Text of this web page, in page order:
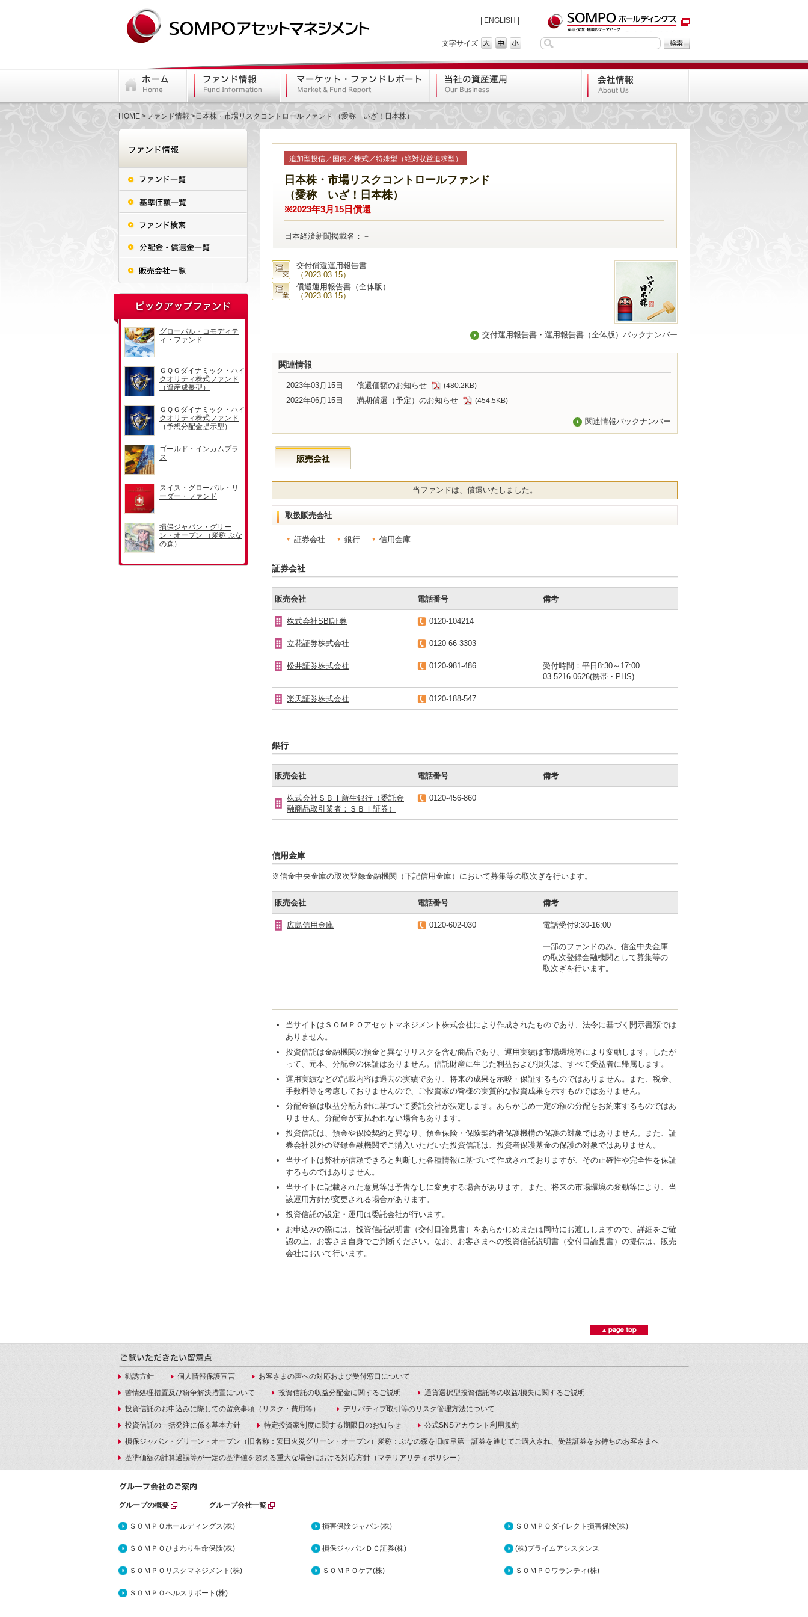
ENGLISH
文字サイズ
HOME ファンド情報 日本株・市場リスクコントロールファンド （愛称 いざ！日本株）
追加型投信／国内／株式／特殊型（絶対収益追求型）
日本株・市場リスクコントロールファンド
（愛称 いざ！日本株）
※2023年3月15日償還
日本経済新聞掲載名：－
交付償還運用報告書
（2023.03.15）
償還運用報告書（全体版）
（2023.03.15）
交付運用報告書・運用報告書（全体版）バックナンバー
関連情報
2023年03月15日 償還価額のお知らせ (480.2KB)
2022年06月15日 満期償還（予定）のお知らせ (454.5KB)
関連情報バックナンバー
当ファンドは、償還いたしました。
取扱販売会社
証券会社 銀行 信用金庫
証券会社
販売会社 電話番号 備考
株式会社SBI証券 0120-104214
立花証券株式会社 0120-66-3303
松井証券株式会社 0120-981-486
受付時間：平日8:30～17:00
03-5216-0626(携帯・PHS)
楽天証券株式会社 0120-188-547
銀行
販売会社 電話番号 備考
株式会社ＳＢＩ新生銀行（委託金
融商品取引業者：ＳＢＩ証券）
0120-456-860
信用金庫
※信金中央金庫の取次登録金融機関（下記信用金庫）において募集等の取次ぎを行います。
販売会社 電話番号 備考
広島信用金庫 0120-602-030 電話受付9:30-16:00
一部のファンドのみ、信金中央金庫
の取次登録金融機関として募集等の
取次ぎを行います。
当サイトはＳＯＭＰＯアセットマネジメント株式会社により作成されたものであり、法令に基づく開示書類では
ありません。
投資信託は金融機関の預金と異なりリスクを含む商品であり、運用実績は市場環境等により変動します。したが
って、元本、分配金の保証はありません。信託財産に生じた利益および損失は、すべて受益者に帰属します。
運用実績などの記載内容は過去の実績であり、将来の成果を示唆・保証するものではありません。また、税金、
手数料等を考慮しておりませんので、ご投資家の皆様の実質的な投資成果を示すものではありません。
分配金額は収益分配方針に基づいて委託会社が決定します。あらかじめ一定の額の分配をお約束するものではあ
りません。分配金が支払われない場合もあります。
投資信託は、預金や保険契約と異なり、預金保険・保険契約者保護機構の保護の対象ではありません。また、証
券会社以外の登録金融機関でご購入いただいた投資信託は、投資者保護基金の保護の対象ではありません。
当サイトは弊社が信頼できると判断した各種情報に基づいて作成されておりますが、その正確性や完全性を保証
するものではありません。
当サイトに記載された意見等は予告なしに変更する場合があります。また、将来の市場環境の変動等により、当
該運用方針が変更される場合があります。
投資信託の設定・運用は委託会社が行います。
お申込みの際には、投資信託説明書（交付目論見書）をあらかじめまたは同時にお渡ししますので、詳細をご確
認の上、お客さま自身でご判断ください。なお、お客さまへの投資信託説明書（交付目論見書）の提供は、販売
会社において行います。
勧誘方針 個人情報保護宣言
お客さまの声への対応および受付窓口について
苦情処理措置及び紛争解決措置について
投資信託の収益分配金に関するご説明
通貨選択型投資信託等の収益/損失に関するご説明
投資信託のお申込みに際しての留意事項（リスク・費用等）
デリバティブ取引等のリスク管理方法について
投資信託の一括発注に係る基本方針
特定投資家制度に関する期限日のお知らせ
公式SNSアカウント利用規約
損保ジャパン・グリーン・オープン（旧名称：安田火災グリーン・オープン）愛称：ぶなの森を旧岐阜第一証券を通じてご購入され、受益証券をお持ちのお客さまへ
基準価額の計算過誤等が一定の基準値を超える重大な場合における対応方針（マテリアリティポリシー）
グループの概要 グループ会社一覧
ＳＯＭＰＯホールディングス(株) 損害保険ジャパン(株) ＳＯＭＰＯダイレクト損害保険(株)
ＳＯＭＰＯひまわり生命保険(株) 損保ジャパンＤＣ証券(株) (株)プライムアシスタンス
ＳＯＭＰＯリスクマネジメント(株) ＳＯＭＰＯケア(株) ＳＯＭＰＯワランティ(株)
ＳＯＭＰＯヘルスサポート(株)